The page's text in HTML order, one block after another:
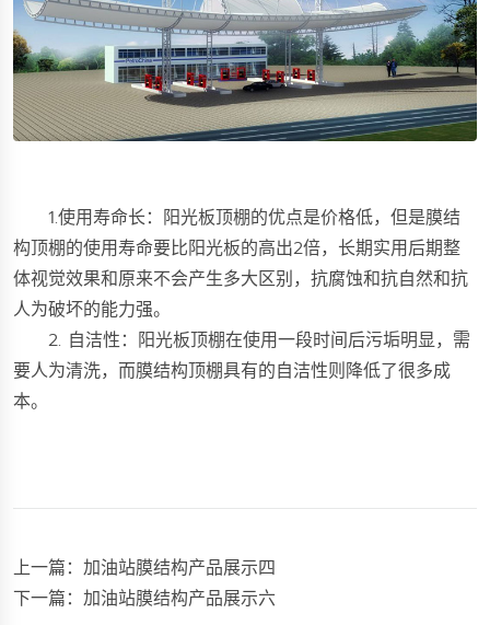
1.使用寿命长：阳光板顶棚的优点是价格低，但是膜结
构顶棚的使用寿命要比阳光板的高出2倍，长期实用后期整
体视觉效果和原来不会产生多大区别，抗腐蚀和抗自然和抗
人为破坏的能力强。
2. 自洁性：阳光板顶棚在使用一段时间后污垢明显，需
要人为清洗，而膜结构顶棚具有的自洁性则降低了很多成
本。
上一篇： 加油站膜结构产品展示四
下一篇： 加油站膜结构产品展示六